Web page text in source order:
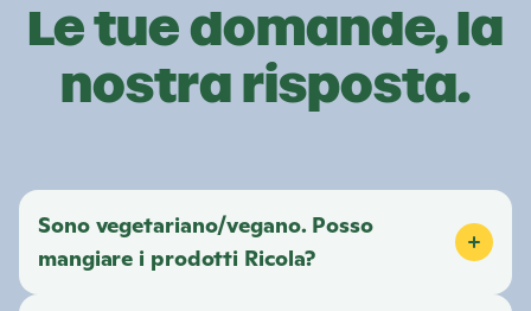
Le tue domande, la
nostra risposta.
Sono vegetariano/vegano. Posso
mangiare i prodotti Ricola?